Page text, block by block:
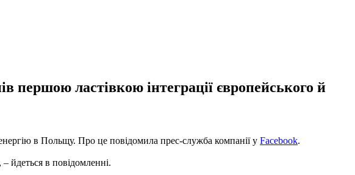
першою ластівкою інтеграції європейського й
в Польщу. Про це повідомила прес-служба компанії у Facebook.
йдеться в повідомленні.